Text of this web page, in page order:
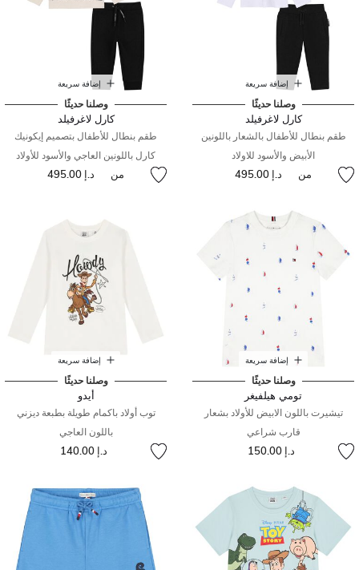
إضافة سريعة
وصلنا حديثًا
كارل لاغرفيلد
طقم بنطال للأطفال بالشعار باللونين
الأبيض والأسود للاولاد
من د.إ 495.00
إضافة سريعة
وصلنا حديثًا
كارل لاغرفيلد
طقم بنطال للأطفال بتصميم إيكونيك
كارل باللونين العاجي والأسود للأولاد
من د.إ 495.00
إضافة سريعة
وصلنا حديثًا
تومي هيلفيغر
تيشيرت باللون الابيض للأولاد بشعار
قارب شراعي
د.إ 150.00
إضافة سريعة
وصلنا حديثًا
أيدو
توب أولاد باكمام طويلة بطبعة ديزني
باللون العاجي
د.إ 140.00